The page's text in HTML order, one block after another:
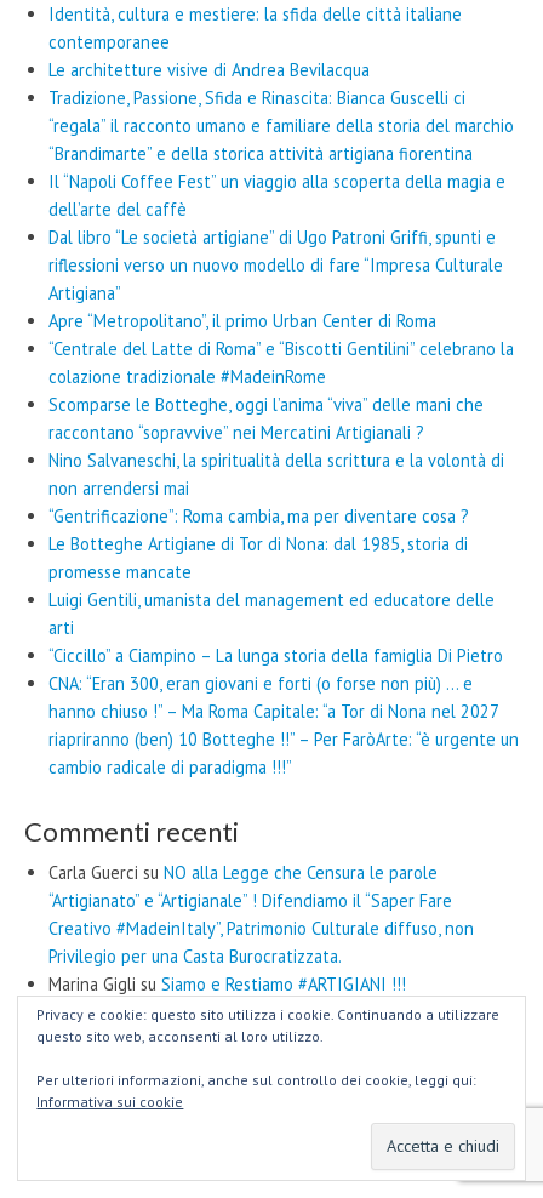
Identità, cultura e mestiere: la sfida delle città italiane
contemporanee
Le architetture visive di Andrea Bevilacqua
Tradizione, Passione, Sfida e Rinascita: Bianca Guscelli ci
“regala” il racconto umano e familiare della storia del marchio
“Brandimarte” e della storica attività artigiana fiorentina
Il “Napoli Coffee Fest” un viaggio alla scoperta della magia e
dell’arte del caffè
Dal libro “Le società artigiane” di Ugo Patroni Griffi, spunti e
riflessioni verso un nuovo modello di fare “Impresa Culturale
Artigiana”
Apre “Metropolitano”, il primo Urban Center di Roma
“Centrale del Latte di Roma” e “Biscotti Gentilini” celebrano la
colazione tradizionale #MadeinRome
Scomparse le Botteghe, oggi l’anima “viva” delle mani che
raccontano “sopravvive” nei Mercatini Artigianali ?
Nino Salvaneschi, la spiritualità della scrittura e la volontà di
non arrendersi mai
“Gentrificazione”: Roma cambia, ma per diventare cosa ?
Le Botteghe Artigiane di Tor di Nona: dal 1985, storia di
promesse mancate
Luigi Gentili, umanista del management ed educatore delle
arti
“Ciccillo” a Ciampino – La lunga storia della famiglia Di Pietro
CNA: “Eran 300, eran giovani e forti (o forse non più) … e
hanno chiuso !” – Ma Roma Capitale: “a Tor di Nona nel 2027
riapriranno (ben) 10 Botteghe !!” – Per FaròArte: “è urgente un
cambio radicale di paradigma !!!”
Commenti recenti
Carla Guerci su NO alla Legge che Censura le parole
“Artigianato” e “Artigianale” ! Difendiamo il “Saper Fare
Creativo #MadeinItaly”, Patrimonio Culturale diffuso, non
Privilegio per una Casta Burocratizzata.
Marina Gigli su Siamo e Restiamo #ARTIGIANI !!!
ROMANI IN ORIENTE – LaVeja suLiqian, Città Romana in Cina
Carlo d'Aloisio Mayosu “Hub CreArtigianali” nei Centri Storici ?
Italiano
Non è un Pesce d’Aprile ! Da oggi le parole
“Artigianato” e “Artigianale” sono sotto Censura.
Privacy e cookie: questo sito utilizza i cookie. Continuando a utilizzare
questo sito web, acconsenti al loro utilizzo.
Per ulteriori informazioni, anche sul controllo dei cookie, leggi qui:
Informativa sui cookie